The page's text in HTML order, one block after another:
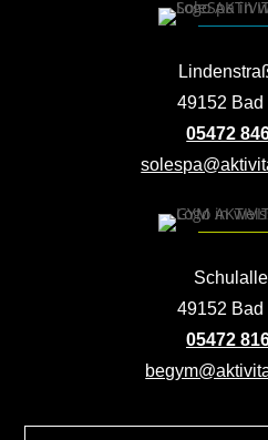
49152 Bad
05472
49152 Bad
05472